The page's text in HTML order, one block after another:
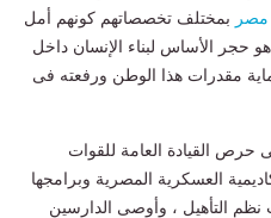
مصر بمختلف تخصصاتهم كونهم أمل
حجر الأساس لبناء الإنسان داخل
مقدرات هذا الوطن ورفعته فى
حرص القيادة العامة للقوات
العسكرية المصرية وبرامجها
نظم التأهيل ، وأوصى الدارسين